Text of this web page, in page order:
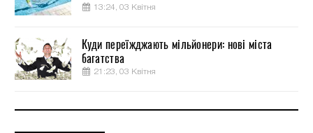
13:24, 03 Квітня
Куди переїжджають мільйонери: нові міста
багатства
21:23, 03 Квітня